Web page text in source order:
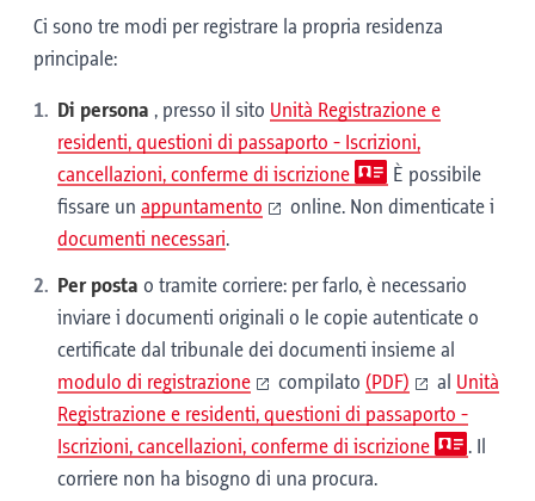
Ci sono tre modi per registrare la propria residenza
principale:
Di persona , presso il sito Unità Registrazione e
residenti, questioni di passaporto - Iscrizioni,
cancellazioni, conferme di iscrizione
È possibile
fissare un appuntamento
online. Non dimenticate i
documenti necessari.
Per posta o tramite corriere: per farlo, è necessario
inviare i documenti originali o le copie autenticate o
certificate dal tribunale dei documenti insieme al
modulo di registrazione
compilato (PDF) al Unità
Registrazione e residenti, questioni di passaporto -
Iscrizioni, cancellazioni, conferme di iscrizione
. Il
corriere non ha bisogno di una procura.